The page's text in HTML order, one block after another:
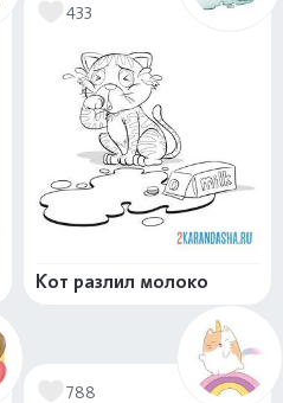
433
Кот разлил молоко
788